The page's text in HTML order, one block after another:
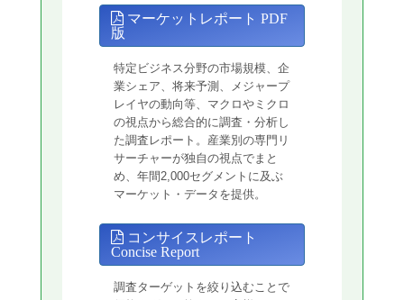
マーケットレポート PDF
版
特定ビジネス分野の市場規模、企
業シェア、将来予測、メジャープ
レイヤの動向等、マクロやミクロ
の視点から総合的に調査・分析し
た調査レポート。産業別の専門リ
サーチャーが独自の視点でまと
め、年間2,000セグメントに及ぶ
マーケット・データを提供。
コンサイスレポート
Concise Report
調査ターゲットを絞り込むことで